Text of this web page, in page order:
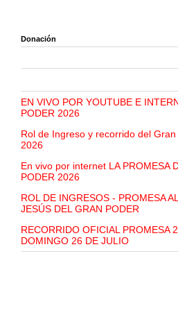
Donación
EN VIVO POR YOUTUBE E
PODER 2026
Rol de Ingreso y recorrido del
2026
En vivo por internet LA PROMESA
PODER 2026
ROL DE INGRESOS - PROMESA
JESÚS DEL GRAN PODER
RECORRIDO OFICIAL PROMESA
DOMINGO 26 DE JULIO